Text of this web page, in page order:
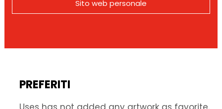
Sito web personale
PREFERITI